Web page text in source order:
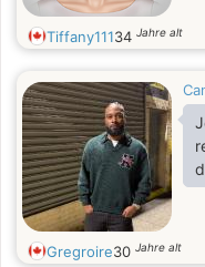
Tiffany11134 Jahre alt
Gregroire30 Jahre alt